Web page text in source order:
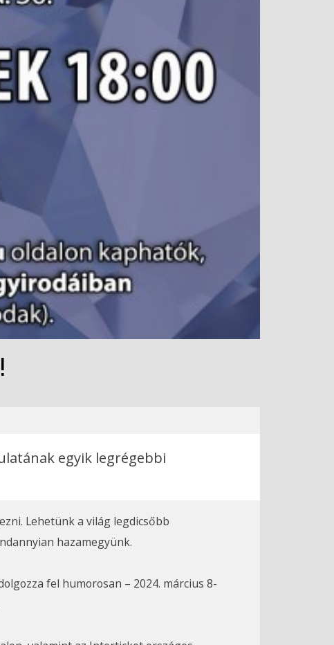
egyik legrégebbi
Lehetünk a világ legdicsőbb
hazamegyünk.
fel humorosan – 2024. március 8-